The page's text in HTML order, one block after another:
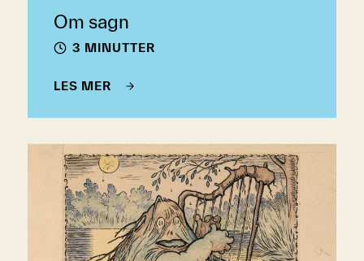
Om sagn
3 MINUTTER
LES MER